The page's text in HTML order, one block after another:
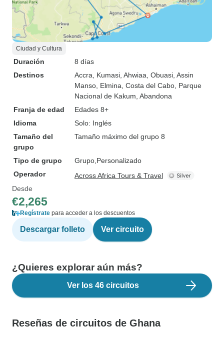
Ciudad y Cultura
Duración
8 días
Destinos
Accra , Kumasi , Ahwiaa , Obuasi , Assin
Manso , Elmina , Costa del Cabo , Parque
Nacional de Kakum , Abandona
Franja de edad
Edades 8+
Idioma
Solo: Inglés
Tamaño del
grupo
Tamaño máximo del grupo 8
Tipo de grupo Grupo Personalizado
Operador
Across Africa Tours & Travel
Desde
€2,265
Regístrate para acceder a los descuentos
Descargar folleto Ver circuito
¿Quieres explorar aún más?
Ver los 46 circuitos
Reseñas de circuitos de Ghana